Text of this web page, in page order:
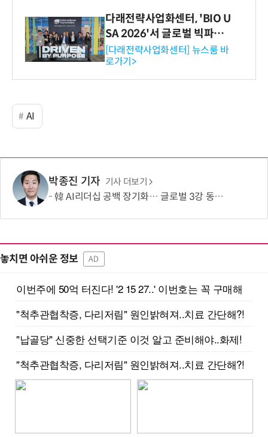
다래전략사업화센터, 'BIO U
SA 2026'서 글로벌 빅파마
와의 비즈니스 미팅 지원…K
-바이오 해외 진출 교두보 확
보
[다래전략사업화센터] 뉴스룸 바
로가기>
AI
박종진 기자 기사 더보기
韓 AI리더십 공백 장기화… 글로벌 3강 동력 꺼져간다
놓치면 아쉬운 정보 AD